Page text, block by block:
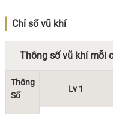
Chỉ số vũ khí
Thông số vũ khí mỗi
Thông
Số
Lv 1